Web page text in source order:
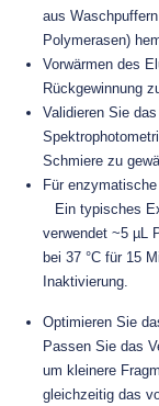
aus
Polymerasen)
Vorwärmen des
Rückgewinnung
Validieren Sie
Schmiere zu
Für
Ein typisches
verwendet ~5 µL
bei 37 °C für 15
Inaktivierung.
Optimieren Sie
Passen Sie das
um kleinere
gleichzeitig das